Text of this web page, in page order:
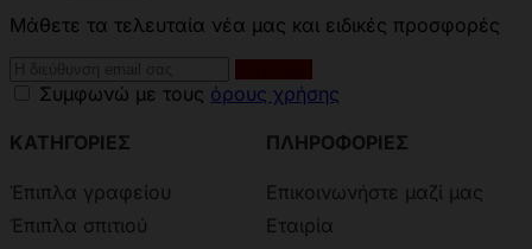
Μάθετε τα τελευταία νέα μας και ειδικές προσφορές
Συμφωνώ με τους όρους χρήσης
ΚΑΤΗΓΟΡΙΕΣ
Έπιπλα γραφείου
Έπιπλα σπιτιού
ΠΛΗΡΟΦΟΡΙΕΣ
Επικοινωνήστε μαζί μας
Εταιρία